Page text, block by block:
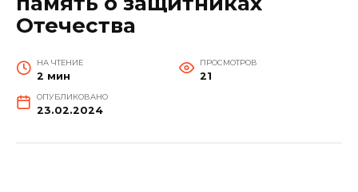
Отечества
НА ЧТЕНИЕ
2 мин
ПРОСМОТРОВ
21
ОПУБЛИКОВАНО
23.02.2024